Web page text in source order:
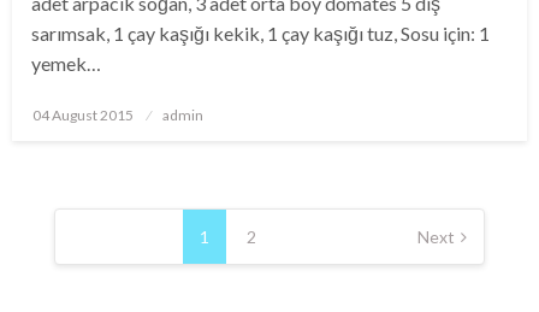
sarımsak, 1 çay kaşığı kekik, 1 çay kaşığı tuz, Sosu için: 1
yemek…
Posted
04 August 2015 admin
Posts
1 2 Next